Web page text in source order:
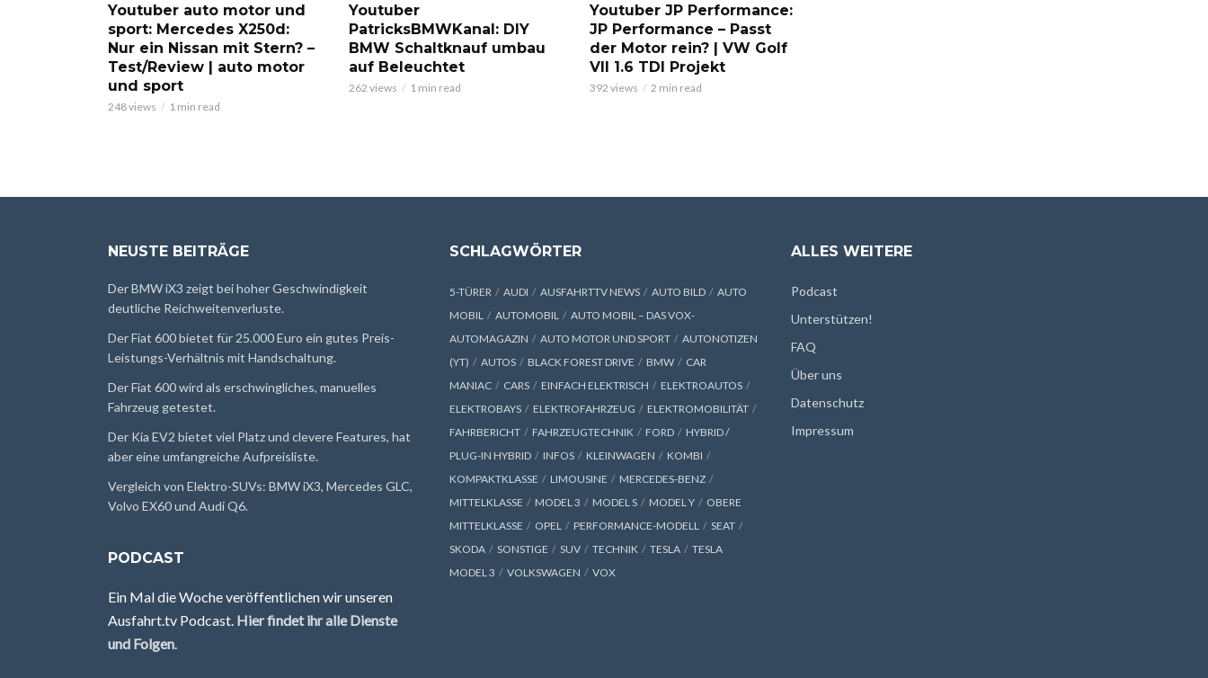
Youtuber auto motor und
sport: Mercedes X250d:
Nur ein Nissan mit Stern? –
Test/Review | auto motor
und sport
248 views 1 min read
Youtuber
PatricksBMWKanal: DIY
BMW Schaltknauf umbau
auf Beleuchtet
262 views 1 min read
Youtuber JP Performance:
JP Performance – Passt
der Motor rein? | VW Golf
VII 1.6 TDI Projekt
392 views 2 min read
NEUSTE BEITRÄGE
Der BMW iX3 zeigt bei hoher Geschwindigkeit
deutliche Reichweitenverluste.
Der Fiat 600 bietet für 25.000 Euro ein gutes Preis-
Leistungs-Verhältnis mit Handschaltung.
Der Fiat 600 wird als erschwingliches, manuelles
Fahrzeug getestet.
Der Kia EV2 bietet viel Platz und clevere Features, hat
aber eine umfangreiche Aufpreisliste.
Vergleich von Elektro-SUVs: BMW iX3, Mercedes GLC,
Volvo EX60 und Audi Q6.
PODCAST
Ein Mal die Woche veröffentlichen wir unseren
Ausfahrt.tv Podcast. Hier findet ihr alle Dienste
und Folgen
SCHLAGWÖRTER
5-TÜRER AUDI AUSFAHRTTV NEWS AUTO BILD
AUTO
MOBIL
AUTOMOBIL
AUTO MOBIL – DAS VOX-
AUTOMAGAZIN
AUTO MOTOR UND SPORT
AUTONOTIZEN
(YT)
AUTOS BLACK FOREST DRIVE BMW
CAR
MANIAC
CARS EINFACH ELEKTRISCH
ELEKTROAUTOS
ELEKTROBAYS
ELEKTROFAHRZEUG
ELEKTROMOBILITÄT
FAHRBERICHT
FAHRZEUGTECHNIK FORD
HYBRID /
PLUG-IN HYBRID
INFOS KLEINWAGEN
KOMBI
KOMPAKTKLASSE
LIMOUSINE
MERCEDES-BENZ
MITTELKLASSE
MODEL 3 MODEL S MODEL Y
OBERE
MITTELKLASSE
OPEL PERFORMANCE-MODELL
SEAT
SKODA
SONSTIGE SUV TECHNIK TESLA
TESLA
MODEL 3
VOLKSWAGEN VOX
ALLES WEITERE
Podcast
Unterstützen!
FAQ
Über uns
Datenschutz
Impressum